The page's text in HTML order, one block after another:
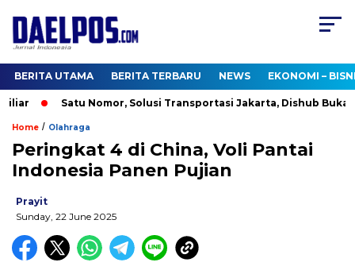
BERITA UTAMA BERITA TERBARU NEWS EKONOMI –
Satu Nomor, Solusi Transportasi Jakarta, Dishub Buka
Home / Olahraga
Peringkat 4 di China, Voli Pantai
Indonesia Panen Pujian
Prayit
Sunday, 22 June 2025